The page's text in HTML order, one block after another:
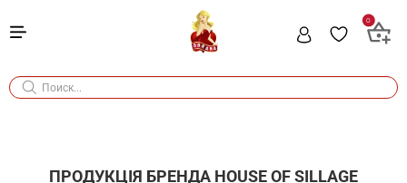
0
ПРОДУКЦІЯ БРЕНДА HOUSE OF SILLAGE